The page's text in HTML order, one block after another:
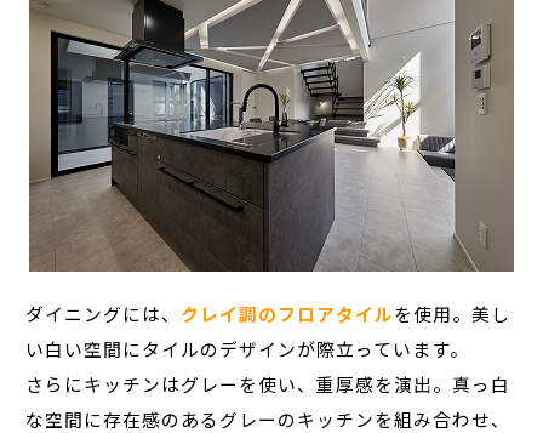
ダイニングには、 クレイ調のフロアタイルを使用。美し
い白い空間にタイルのデザインが際立っています。
さらにキッチンはグレーを使い、重厚感を演出。真っ白
な空間に存在感のあるグレーのキッチンを組み合わせ、